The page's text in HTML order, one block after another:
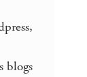
blogs